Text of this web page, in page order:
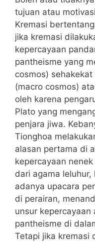
tujuan atau
Kremasi
jika kremasi
kepercayaan
pantheisme yang
cosmos)
(macro cosmos)
oleh karena
Plato yang
penjara jiwa.
Tionghoa
alasan pertama di
kepercayaan
dari agama
adanya upacara
di perairan,
unsur kepercayaan
pantheisme di
Tetapi jika kremasi